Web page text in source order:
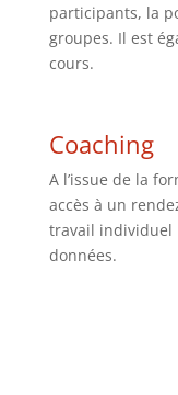
participants, la
groupes. Il est
cours.
Coaching
A l’issue de la
accès à un
travail individuel
données.